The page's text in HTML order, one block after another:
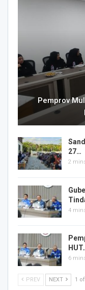
Pemprov
27…
2
4
6
PREV NEXT 1